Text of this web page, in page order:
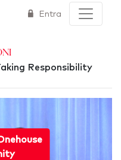
Entra
Responsibility